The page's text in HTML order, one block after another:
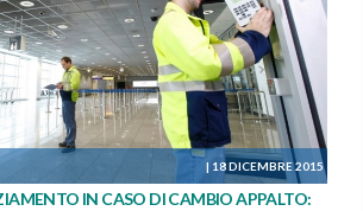
TI SEGNALIAMO
| 18 DICEMBRE 2015
IN CASO DI CAMBIO APPALTO: